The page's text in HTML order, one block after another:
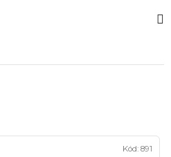
Kód: 891